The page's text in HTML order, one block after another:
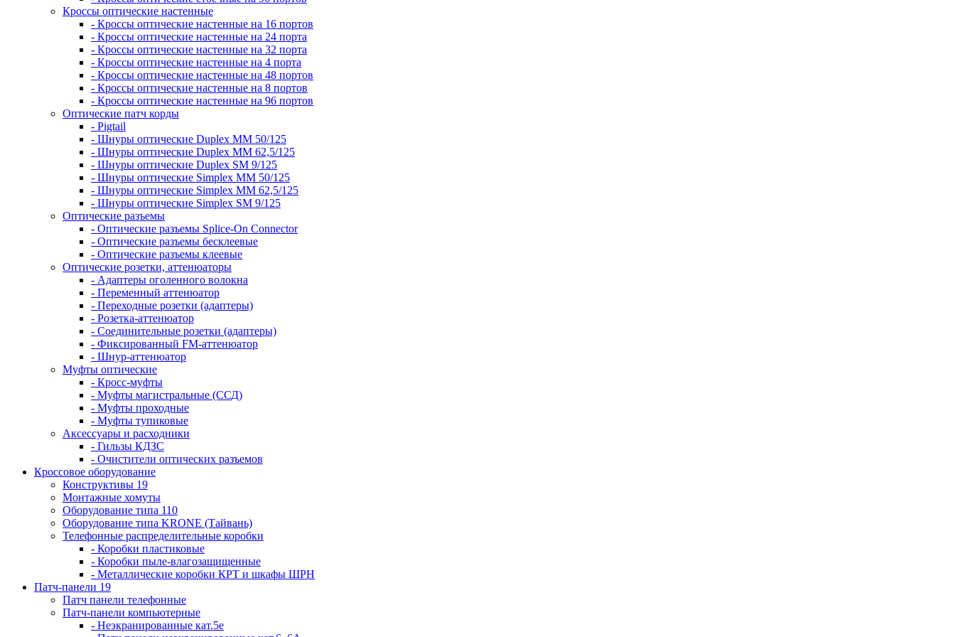
Кроссы оптические настенные
- Кроссы оптические настенные на 16 портов
- Кроссы оптические настенные на 24 порта
- Кроссы оптические настенные на 32 порта
- Кроссы оптические настенные на 4 порта
- Кроссы оптические настенные на 48 портов
- Кроссы оптические настенные на 8 портов
- Кроссы оптические настенные на 96 портов
Оптические патч корды
- Pigtail
- Шнуры оптические Duplex MM 50/125
- Шнуры оптические Duplex MM 62,5/125
- Шнуры оптические Duplex SM 9/125
- Шнуры оптические Simplex MM 50/125
- Шнуры оптические Simplex MM 62,5/125
- Шнуры оптические Simplex SM 9/125
Оптические разъемы
- Оптические разъемы Splice-On Connector
- Оптические разъемы бесклеевые
- Оптические разъемы клеевые
Оптические розетки, аттенюаторы
- Адаптеры оголенного волокна
- Переменный аттенюатор
- Переходные розетки (адаптеры)
- Розетка-аттенюатор
- Соединительные розетки (адаптеры)
- Фиксированный FM-аттенюатор
- Шнур-аттенюатор
Муфты оптические
- Кросс-муфты
- Муфты магистральные (ССД)
- Муфты проходные
- Муфты тупиковые
Аксессуары и расходники
- Гильзы КДЗС
- Очистители оптических разъемов
Кроссовое оборудование
Конструктивы 19
Монтажные хомуты
Оборудование типа 110
Оборудование типа KRONE (Тайвань)
Телефонные распределительные коробки
- Коробки пластиковые
- Коробки пыле-влагозащищенные
- Металлические коробки КРТ и шкафы ШРН
Патч-панели 19
Патч панели телефонные
Патч-панели компьютерные
- Неэкранированные кат.5е